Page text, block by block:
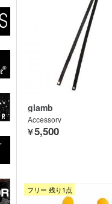
glamb
Accessory
￥5,500
フリー 残り1点